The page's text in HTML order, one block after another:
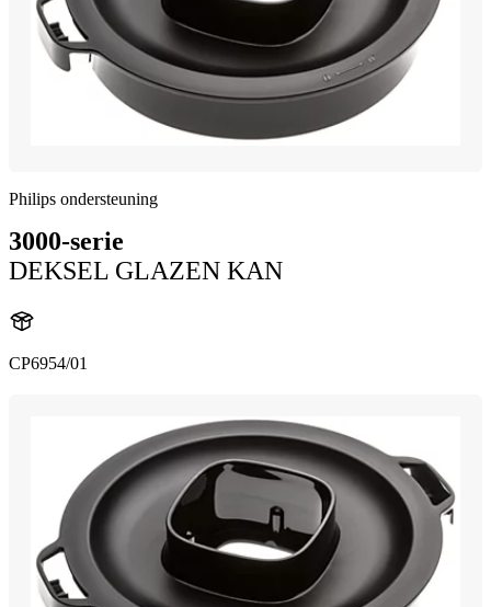
Philips ondersteuning
3000-serie
DEKSEL GLAZEN KAN
CP6954/01